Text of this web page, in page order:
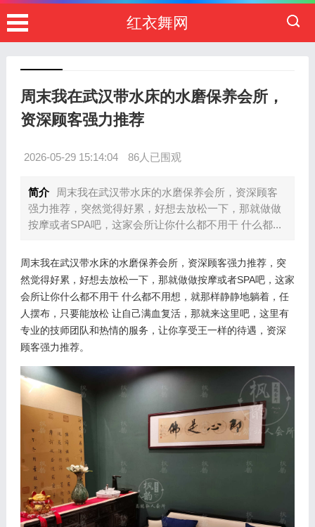
红衣舞网
周末我在武汉带水床的水磨保养会所，
资深顾客强力推荐
2026-05-29 15:14:04 86人已围观
简介
周末我在武汉带水床的水磨保养会所，资深顾客
强力推荐，突然觉得好累，好想去放松一下，那就做做
按摩或者SPA吧，这家会所让你什么都不用干 什么都...
周末我在武汉带水床的水磨保养会所，资深顾客强力推荐，突
然觉得好累，好想去放松一下，那就做做按摩或者SPA吧，这家
会所让你什么都不用干 什么都不用想，就那样静静地躺着，任
人摆布，只要能放松 让自己满血复活，那就来这里吧，这里有
专业的技师团队和热情的服务，让你享受王一样的待遇，资深
顾客强力推荐。